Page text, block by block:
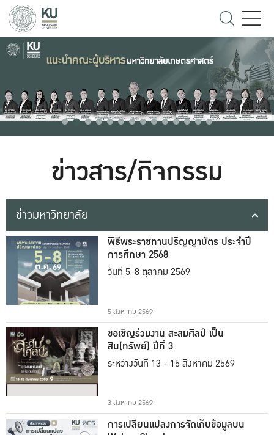
ข่าวสาร/กิจกรรม
ข่าวมหาวิทยาลัย
พิธีพระราชทานปริญญาบัตร ประจำปี
การศึกษา 2568
วันที่ 5-8 ตุลาคม 2569
5 สิงหาคม 2569
ขอเชิญร่วมงาน สะสมศิลป์ เป็น
สิน(ทรัพย์) ปีที่ 3
ระหว่างวันที่ 13 - 15 สิงหาคม 2569
3 สิงหาคม 2569
การเปลี่ยนแปลงการจัดเก็บข้อมูลบน